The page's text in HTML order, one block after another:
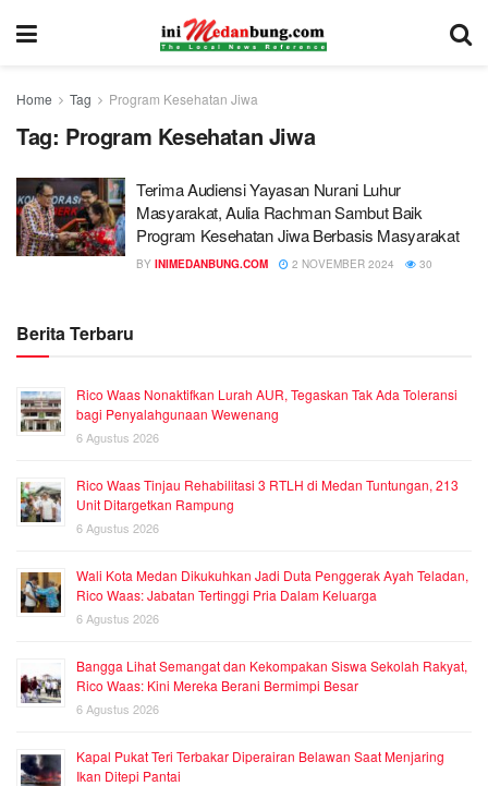
Home Tag Program Kesehatan Jiwa
Tag: Program Kesehatan Jiwa
Terima Audiensi Yayasan Nurani Luhur
Masyarakat, Aulia Rachman Sambut Baik
Program Kesehatan Jiwa Berbasis Masyarakat
BY INIMEDANBUNG.COM 2 NOVEMBER 2024 30
Berita Terbaru
Rico Waas Nonaktifkan Lurah AUR, Tegaskan Tak Ada Toleransi
bagi Penyalahgunaan Wewenang
6 Agustus 2026
Rico Waas Tinjau Rehabilitasi 3 RTLH di Medan Tuntungan, 213
Unit Ditargetkan Rampung
6 Agustus 2026
Wali Kota Medan Dikukuhkan Jadi Duta Penggerak Ayah Teladan,
Rico Waas: Jabatan Tertinggi Pria Dalam Keluarga
6 Agustus 2026
Bangga Lihat Semangat dan Kekompakan Siswa Sekolah Rakyat,
Rico Waas: Kini Mereka Berani Bermimpi Besar
6 Agustus 2026
Kapal Pukat Teri Terbakar Diperairan Belawan Saat Menjaring
Ikan Ditepi Pantai